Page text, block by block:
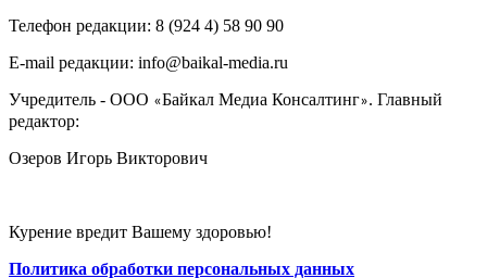
Телефон редакции: ‎‎8 (924 4) 58 90 90
E-mail редакции: info@baikal-media.ru
Учредитель - ООО «Байкал Медиа Консалтинг». Главный
редактор:
Озеров Игорь Викторович
Курение вредит Вашему здоровью!
Политика обработки персональных данных